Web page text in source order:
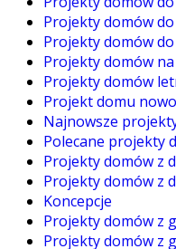
Projekty domów do
Projekty domów do
Projekty domów
Projekty domów
Projekt domu
Najnowsze
Polecane projekty
Projekty domów z
Projekty domów z
Koncepcje
Projekty domów z
Projekty domów z